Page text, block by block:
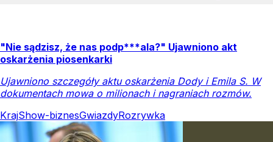
"Nie sądzisz, że nas podp***ala?" Ujawniono akt
oskarżenia piosenkarki
Ujawniono szczegóły aktu oskarżenia Dody i Emila S. W
dokumentach mowa o milionach i nagraniach rozmów.
KrajShow-biznesGwiazdyRozrywka